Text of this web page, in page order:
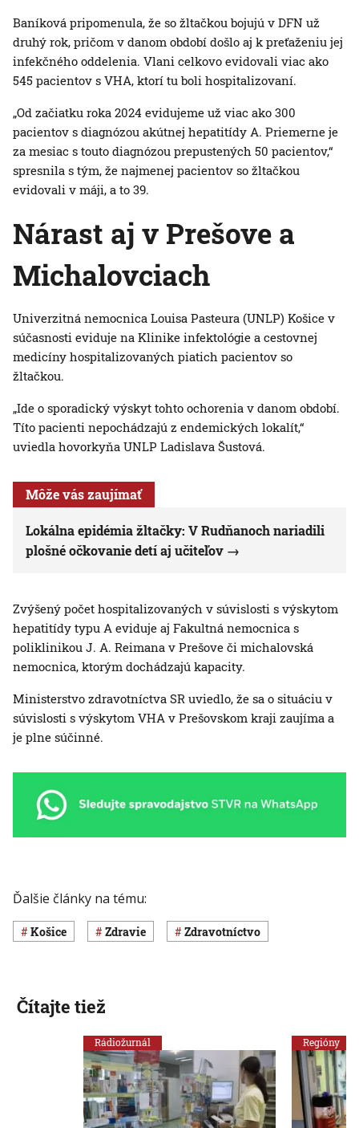
Baníková pripomenula, že so žltačkou bojujú v DFN už
druhý rok, pričom v danom období došlo aj k preťaženiu jej
infekčného oddelenia. Vlani celkovo evidovali viac ako
545 pacientov s VHA, ktorí tu boli hospitalizovaní.
„Od začiatku roka 2024 evidujeme už viac ako 300
pacientov s diagnózou akútnej hepatitídy A. Priemerne je
za mesiac s touto diagnózou prepustených 50 pacientov,“
spresnila s tým, že najmenej pacientov so žltačkou
evidovali v máji, a to 39.
Nárast aj v Prešove a
Michalovciach
Univerzitná nemocnica Louisa Pasteura (UNLP) Košice v
súčasnosti eviduje na Klinike infektológie a cestovnej
medicíny hospitalizovaných piatich pacientov so
žltačkou.
„Ide o sporadický výskyt tohto ochorenia v danom období.
Títo pacienti nepochádzajú z endemických lokalít,“
uviedla hovorkyňa UNLP Ladislava Šustová.
Môže vás zaujímať
Lokálna epidémia žltačky: V Rudňanoch nariadili
plošné očkovanie detí aj učiteľov
Zvýšený počet hospitalizovaných v súvislosti s výskytom
hepatitídy typu A eviduje aj Fakultná nemocnica s
poliklinikou J. A. Reimana v Prešove či michalovská
nemocnica, ktorým dochádzajú kapacity.
Ministerstvo zdravotníctva SR uviedlo, že sa o situáciu v
súvislosti s výskytom VHA v Prešovskom kraji zaujíma a
je plne súčinné.
Ďalšie články na tému:
Košice Zdravie Zdravotníctvo
Čítajte tiež
Rádiožurnál Regióny